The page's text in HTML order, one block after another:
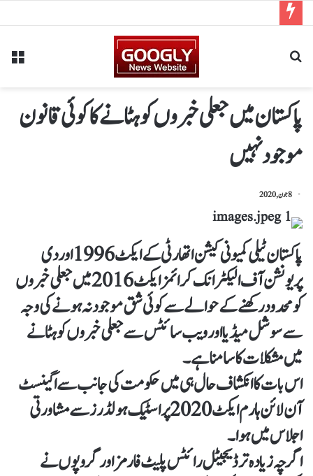
پاکستان میں جعلی خبروں کو ہٹانے کا کوئی قانون
موجود نہیں
8 جون, 2020
پاکستان ٹیلی کمیونی کیشن اتھارٹی کےایکٹ 1996 اور دی
پریونشن آف الیکٹرانک کرائمز ایکٹ 2016 میں جعلی خبروں
کو محدود رکھنے کے حوالے سے کوئی شق موجود نہ ہونے کی وجہ
سےسوشل میڈیا اور ویب سائٹس سے جعلی خبروں کو ہٹانے
میں مشکلات کا سامنا ہے۔
اس بات کا انکشاف حال ہی میں حکومت کی جانب سے اگینسٹ
آن لائن ہارم ایکٹ 2020 پر اسٹیک ہولڈرز سے مشاورتی
اجلاس میں ہوا۔
اگرچہ زیادہ تر ڈیجیٹل رائٹس پلیٹ فارمز اور گروپوں نے